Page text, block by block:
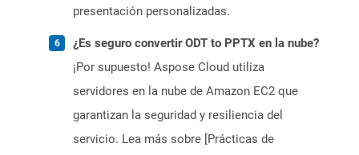
presentación personalizadas.
¿Es seguro convertir ODT to PPTX en la nube?
¡Por supuesto! Aspose Cloud utiliza
servidores en la nube de Amazon EC2 que
garantizan la seguridad y resiliencia del
servicio. Lea más sobre [Prácticas de